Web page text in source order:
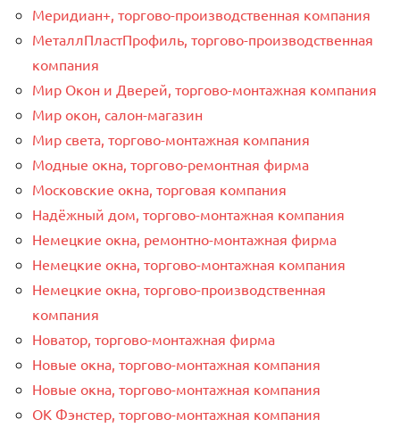
Меридиан+, торгово-производственная компания
МеталлПластПрофиль, торгово-производственная
компания
Мир Окон и Дверей, торгово-монтажная компания
Мир окон, салон-магазин
Мир света, торгово-монтажная компания
Модные окна, торгово-ремонтная фирма
Московские окна, торговая компания
Надёжный дом, торгово-монтажная компания
Немецкие окна, ремонтно-монтажная фирма
Немецкие окна, торгово-монтажная компания
Немецкие окна, торгово-производственная
компания
Новатор, торгово-монтажная фирма
Новые окна, торгово-монтажная компания
Новые окна, торгово-монтажная компания
ОК Фэнстер, торгово-монтажная компания